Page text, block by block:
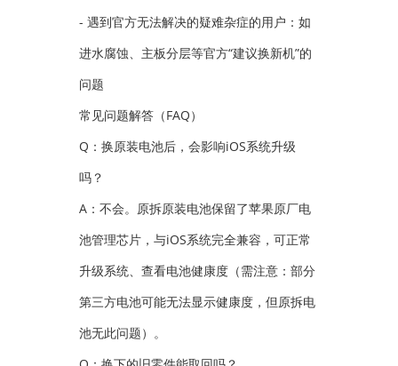
- 遇到官方无法解决的疑难杂症的用户：如
进水腐蚀、主板分层等官方“建议换新机”的
问题
常见问题解答（FAQ）
Q：换原装电池后，会影响iOS系统升级
吗？
A：不会。原拆原装电池保留了苹果原厂电
池管理芯片，与iOS系统完全兼容，可正常
升级系统、查看电池健康度（需注意：部分
第三方电池可能无法显示健康度，但原拆电
池无此问题）。